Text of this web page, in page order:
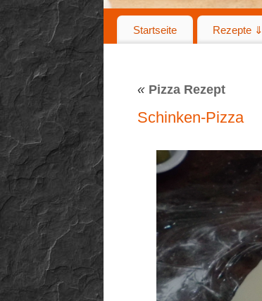
Startseite Rezepte ⇓
« Pizza Rezept
Schinken-Pizza